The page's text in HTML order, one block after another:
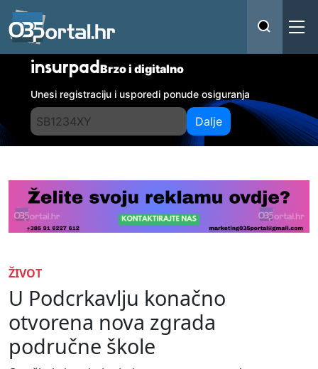
insurpadBrzo i digitalno
Unesi registraciju i usporedi ponude osiguranja
Dalje
ŽIVOT
U Podcrkavlju konačno
otvorena nova zgrada
područne škole